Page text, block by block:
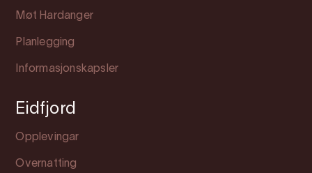
Møt Hardanger
Planlegging
Informasjonskapsler
Eidfjord
Opplevingar
Overnatting